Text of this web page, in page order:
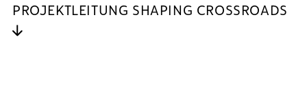
PROJEKTLEITUNG SHAPING CROSSROADS